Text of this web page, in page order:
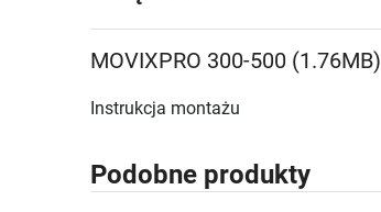
MOVIXPRO 300-500 (1.76MB)
Instrukcja montażu
Podobne produkty